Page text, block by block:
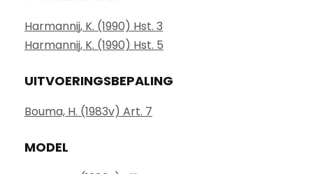
Harmannij, K. (1990) Hst. 3
Harmannij, K. (1990) Hst. 5
UITVOERINGSBEPALING
Bouma, H. (1983v) Art. 7
MODEL